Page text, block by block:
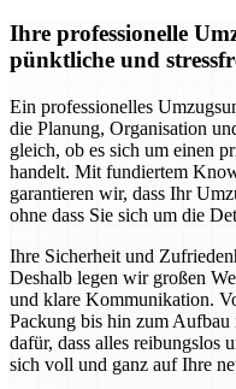
Ihre professionelle
pünktliche und
Ein professionelles
die Planung, Organisation
gleich, ob es sich um einen
handelt. Mit fundiertem
garantieren wir, dass Ihr
ohne dass Sie sich um die
Ihre Sicherheit und
Deshalb legen wir großen
und klare Kommunikation.
Packung bis hin zum
dafür, dass alles reibungslos
sich voll und ganz auf Ihre